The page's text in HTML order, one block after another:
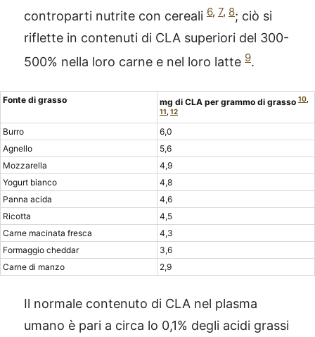
controparti nutrite con cereali 6, 7, 8; ciò si
riflette in contenuti di CLA superiori del 300-
500% nella loro carne e nel loro latte 9.
Fonte di grasso mg di CLA per grammo di grasso 10
11 12
Burro
6,0
Agnello
5,6
Mozzarella
4,9
Yogurt bianco
4,8
Panna acida
4,6
Ricotta
4,5
Carne macinata fresca
4,3
Formaggio cheddar
3,6
Carne di manzo
2,9
Il normale contenuto di CLA nel plasma
umano è pari a circa lo 0,1% degli acidi grassi